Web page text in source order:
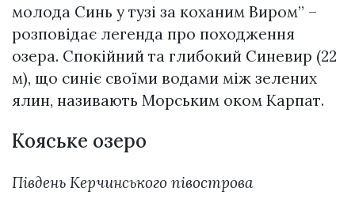
молода Синь у тузі за коханим Виром” –
розповідає легенда про походження
озера. Спокійний та глибокий Синевир (22
м), що синіє своїми водами між зелених
ялин, називають Морським оком Карпат.
Кояське озеро
Південь Керчинського півострова